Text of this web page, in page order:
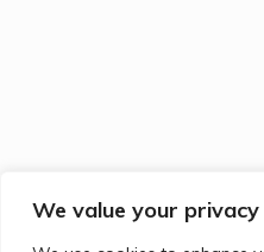
We value your privacy